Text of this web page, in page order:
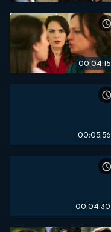
00:04:15
00:05:56
00:04:30